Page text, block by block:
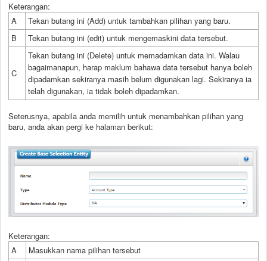
Keterangan:
A
Tekan butang ini (Add) untuk tambahkan pilihan yang baru.
B
Tekan butang ini (edit) untuk mengemaskini data tersebut.
C
Tekan butang ini (Delete) untuk memadamkan data ini. Walau
bagaimanapun, harap maklum bahawa data tersebut hanya boleh
dipadamkan sekiranya masih belum digunakan lagi. Sekiranya ia
telah digunakan, ia tidak boleh dipadamkan.
Seterusnya, apabila anda memilih untuk menambahkan pilihan yang
baru, anda akan pergi ke halaman berikut:
Keterangan:
A
Masukkan nama pilihan tersebut